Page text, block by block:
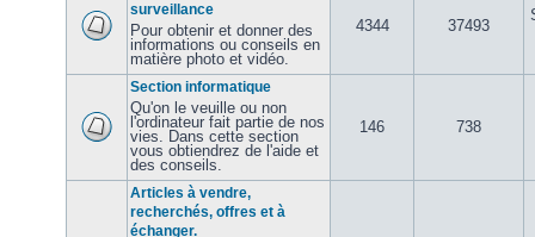
surveillance
Pour obtenir et donner des
informations ou conseils en
matière photo et vidéo.
4344 37493
Section informatique
Qu'on le veuille ou non
l'ordinateur fait partie de nos
vies. Dans cette section
vous obtiendrez de l'aide et
des conseils.
146 738
Articles à vendre,
recherchés, offres et à
échanger.